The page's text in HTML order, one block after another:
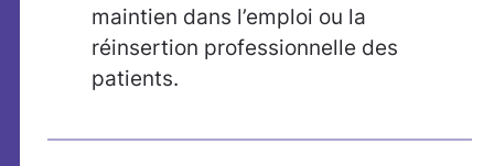
maintien dans l’emploi ou la
réinsertion professionnelle des
patients.